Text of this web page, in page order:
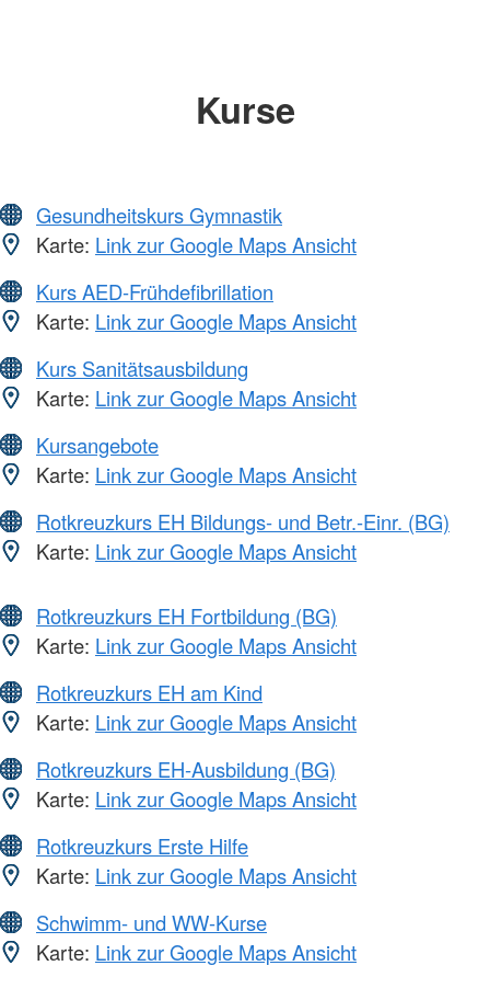
Kurse
Gesundheitskurs Gymnastik
Karte: Link zur Google Maps Ansicht
Kurs AED-Frühdefibrillation
Karte: Link zur Google Maps Ansicht
Kurs Sanitätsausbildung
Karte: Link zur Google Maps Ansicht
Kursangebote
Karte: Link zur Google Maps Ansicht
Rotkreuzkurs EH Bildungs- und Betr.-Einr. (BG)
Karte: Link zur Google Maps Ansicht
Rotkreuzkurs EH Fortbildung (BG)
Karte: Link zur Google Maps Ansicht
Rotkreuzkurs EH am Kind
Karte: Link zur Google Maps Ansicht
Rotkreuzkurs EH-Ausbildung (BG)
Karte: Link zur Google Maps Ansicht
Rotkreuzkurs Erste Hilfe
Karte: Link zur Google Maps Ansicht
Schwimm- und WW-Kurse
Karte: Link zur Google Maps Ansicht